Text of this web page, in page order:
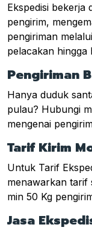
Ekspedisi bekerja
pengirim,
pengiriman
pelacakan hingga
Pengiriman
Hanya duduk
pulau? Hubungi
mengenai
Tarif Kirim
Untuk Tarif
menawarkan tarif
min 50 Kg
Jasa